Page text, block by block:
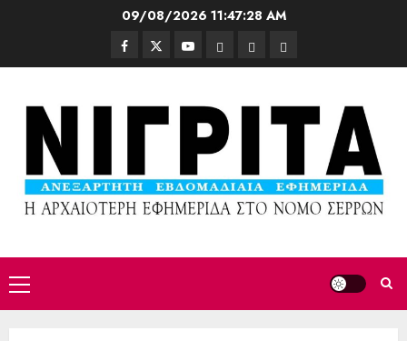
09/08/2026 11:47:29 AM